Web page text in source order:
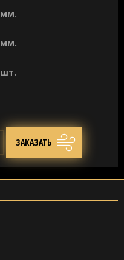
мм.
мм.
шт.
ЗАКАЗАТЬ